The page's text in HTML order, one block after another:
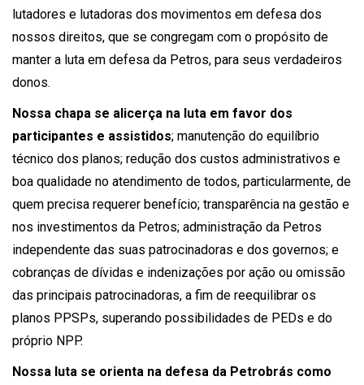
lutadores e lutadoras dos movimentos em defesa dos
nossos direitos, que se congregam com o propósito de
manter a luta em defesa da Petros, para seus verdadeiros
donos.
Nossa chapa se alicerça na luta em favor dos
participantes e assistidos; manutenção do equilíbrio
técnico dos planos; redução dos custos administrativos e
boa qualidade no atendimento de todos, particularmente, de
quem precisa requerer benefício; transparência na gestão e
nos investimentos da Petros; administração da Petros
independente das suas patrocinadoras e dos governos; e
cobranças de dívidas e indenizações por ação ou omissão
das principais patrocinadoras, a fim de reequilibrar os
planos PPSPs, superando possibilidades de PEDs e do
próprio NPP.
Nossa luta se orienta na defesa da Petrobrás como